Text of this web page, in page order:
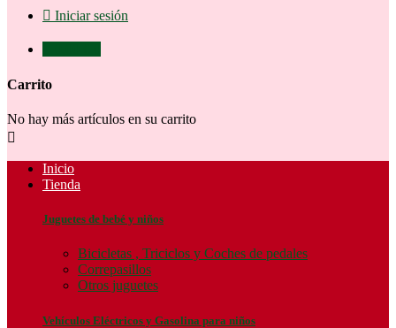
 Iniciar sesión
Carrito
No hay más artículos en su carrito

Inicio
Tienda
Juguetes de bebé y niños
Bicicletas , Triciclos y Coches de pedales
Correpasillos
Otros juguetes
Vehículos Eléctricos y Gasolina para niños